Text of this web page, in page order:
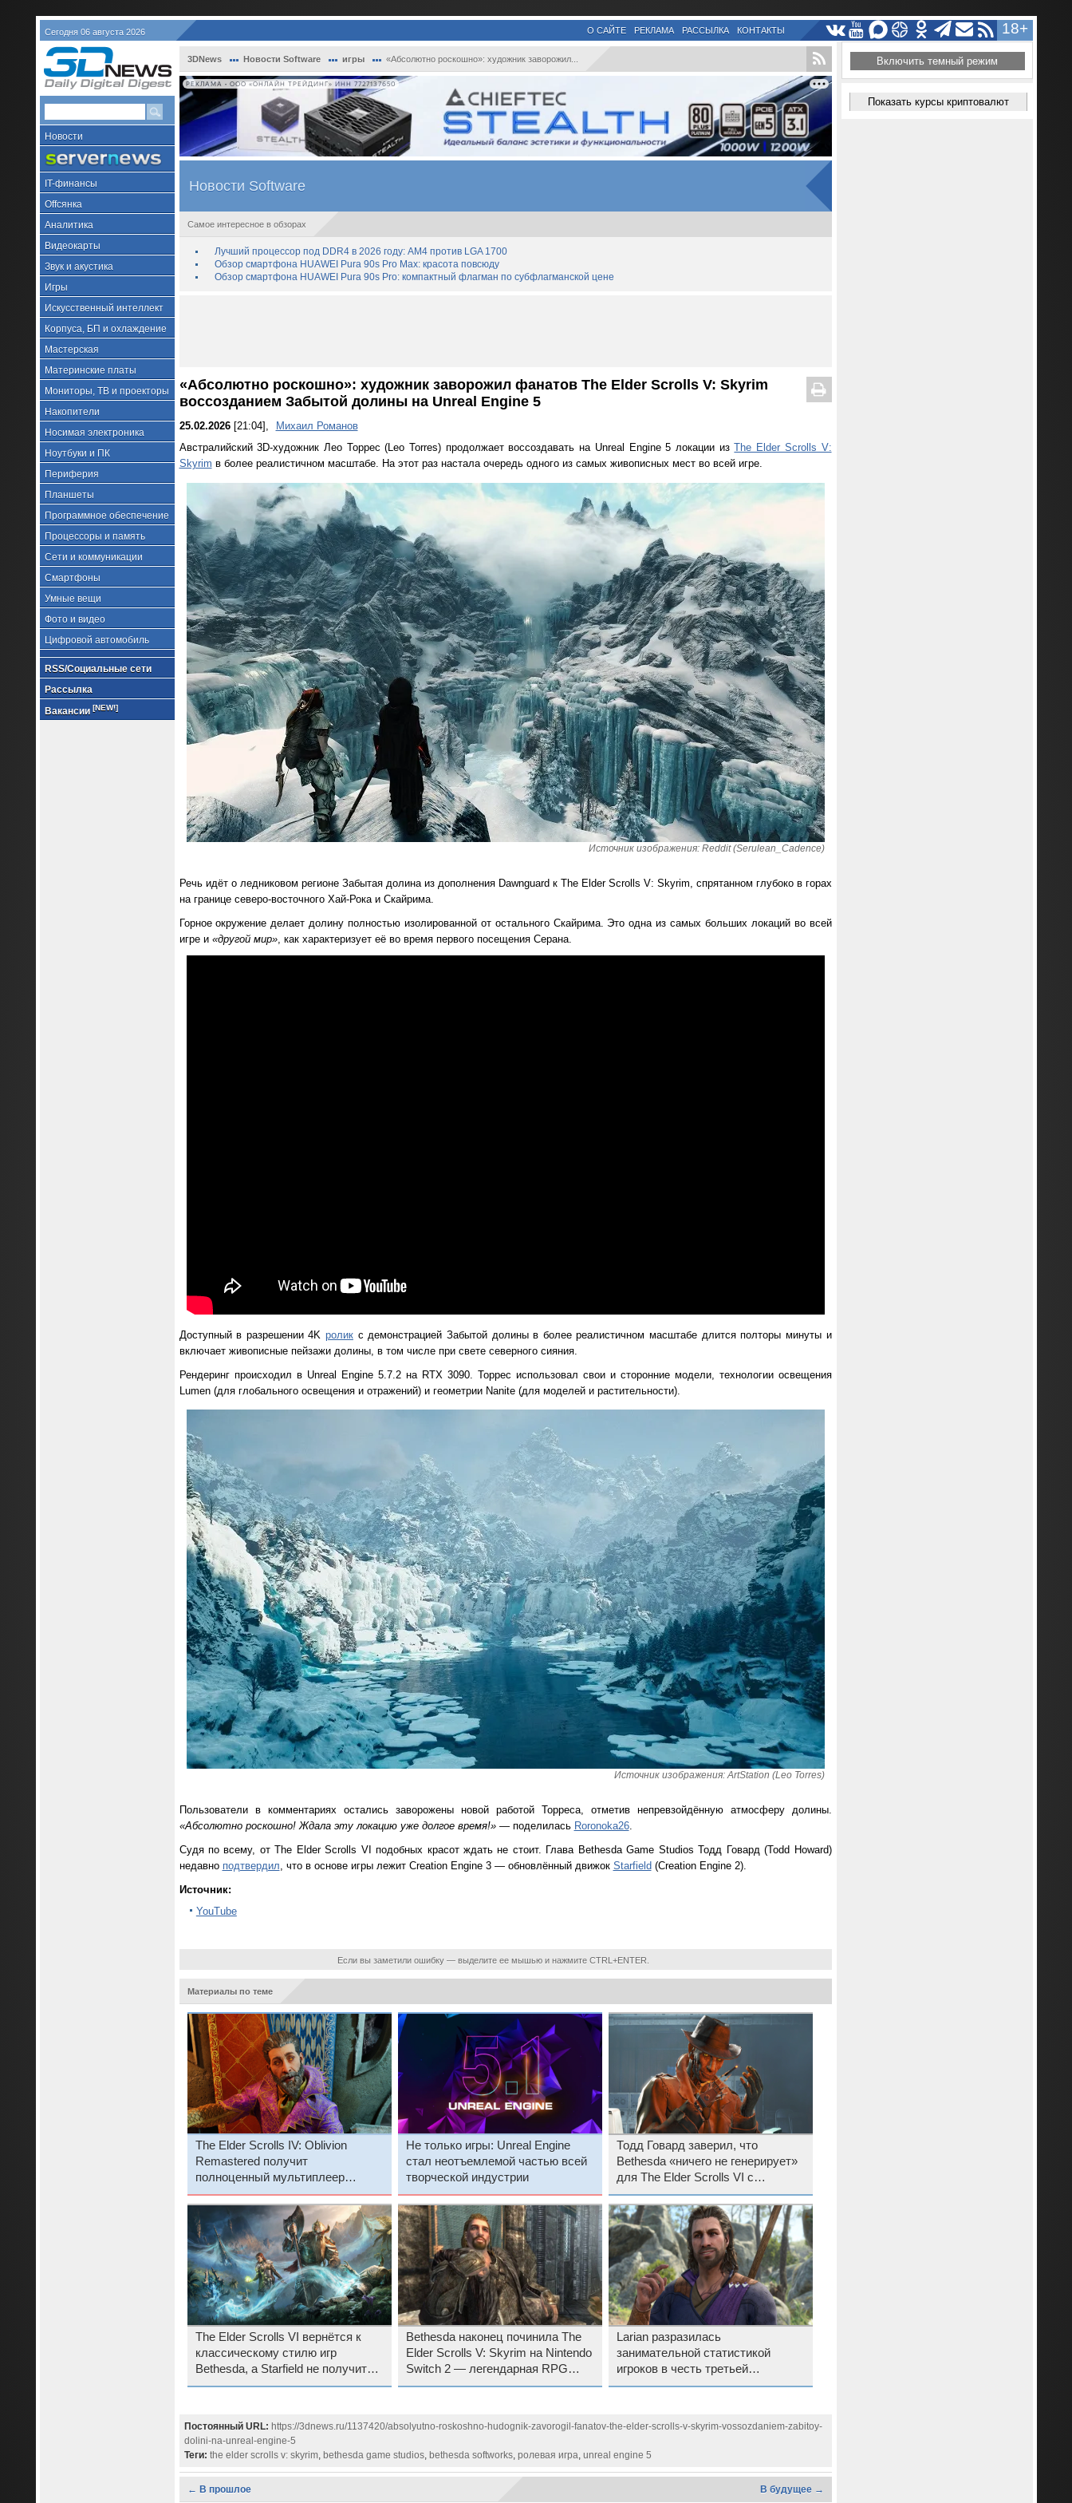
Сегодня 06 августа 2026 18+
О САЙТЕ РЕКЛАМА РАССЫЛКА КОНТАКТЫ
Новости
IT-финансы
Offсянка
Аналитика
Видеокарты
Звук и акустика
Игры
Искусственный интеллект
Корпуса, БП и охлаждение
Мастерская
Материнские платы
Мониторы, ТВ и проекторы
Накопители
Носимая электроника
Ноутбуки и ПК
Периферия
Планшеты
Программное обеспечение
Процессоры и память
Сети и коммуникации
Смартфоны
Умные вещи
Фото и видео
Цифровой автомобиль
RSS/Социальные сети
Рассылка
Вакансии [NEW!]
3DNews Новости Software игры «Абсолютно роскошно»: художник заворожил...
РЕКЛАМА • ООО «ОНЛАЙН ТРЕЙДИНГ» ИНН 7727137650
Новости Software
Самое интересное в обзорах
Лучший процессор под DDR4 в 2026 году: AM4 против LGA 1700
Обзор смартфона HUAWEI Pura 90s Pro Max: красота повсюду
Обзор смартфона HUAWEI Pura 90s Pro: компактный флагман по субфлагманской цене
«Абсолютно роскошно»: художник заворожил фанатов The Elder Scrolls V: Skyrim
воссозданием Забытой долины на Unreal Engine 5
25.02.2026[21:04],
Михаил Романов
Австралийский 3D-художник Лео Торрес (Leo Torres) продолжает воссоздавать на Unreal Engine 5 локации изThe Elder Scrolls V:
Skyrim в более реалистичном масштабе. На этот раз настала очередь одного из самых живописных мест во всей игре.
Источник изображения: Reddit (Serulean_Cadence)
Речь идёт о ледниковом регионе Забытая долина из дополнения Dawnguard к The Elder Scrolls V: Skyrim, спрятанном глубоко в горах
на границе северо-восточного Хай-Рока и Скайрима.
Горное окружение делает долину полностью изолированной от остального Скайрима. Это одна из самых больших локаций во всей
игре и «другой мир», как характеризует её во время первого посещения Серана.
Доступный в разрешении 4K ролик с демонстрацией Забытой долины в более реалистичном масштабе длится полторы минуты и
включает живописные пейзажи долины, в том числе при свете северного сияния.
Рендеринг происходил в Unreal Engine 5.7.2 на RTX 3090. Торрес использовал свои и сторонние модели, технологии освещения
Lumen (для глобального освещения и отражений) и геометрии Nanite (для моделей и растительности).
Источник изображения: ArtStation (Leo Torres)
Пользователи в комментариях остались заворожены новой работой Торреса, отметив непревзойдённую атмосферу долины.
«Абсолютно роскошно! Ждала эту локацию уже долгое время!»— поделилась Roronoka26.
Судя по всему, от The Elder Scrolls VI подобных красот ждать не стоит. Глава Bethesda Game Studios Тодд Говард (Todd Howard)
недавно подтвердил , что в основе игры лежит Creation Engine 3 — обновлённый движок Starfield (Creation Engine 2).
Источник:
YouTube
Если вы заметили ошибку — выделите ее мышью и нажмите CTRL+ENTER.
Материалы по теме
The Elder Scrolls IV: Oblivion
Remastered получит
полноценный мультиплеер
благодаря амбициозному моду от
бывших разработчиков FiveM
для GTA V
Не только игры: Unreal Engine
стал неотъемлемой частью всей
творческой индустрии
Тодд Говард заверил, что
Bethesda «ничего не генерирует»
для The Elder Scrolls VI с
помощью ИИ
The Elder Scrolls VI вернётся к
классическому стилю игр
Bethesda, а Starfield не получит
обновление 2.0
Bethesda наконец починила The
Elder Scrolls V: Skyrim на Nintendo
Switch 2 — легендарная RPG
получила поддержку 60 кадров/с
Larian разразилась
занимательной статистикой
игроков в честь третьей
годовщины Baldur’s Gate 3
Постоянный URL: https://3dnews.ru/1137420/absolyutno-roskoshno-hudognik-zavorogil-fanatov-the-elder-scrolls-v-skyrim-vossozdaniem-zabitoy-
dolini-na-unreal-engine-5
Теги: the elder scrolls v: skyrim, bethesda game studios, bethesda softworks, ролевая игра unreal engine 5
← В прошлое В будущее →
Включить темный режим
Показать курсы криптовалют